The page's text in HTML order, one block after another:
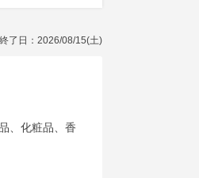
了日：2026/08/15(土)
、化粧品、香